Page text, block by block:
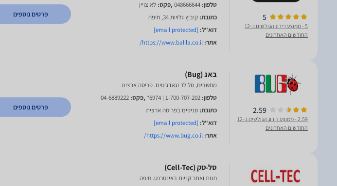
5
5
- ממוצע דירוג הגולשים ב-12
החודשים האחרונים
טלפון: 048666644,פקס: לא צויין
כתובת: קיבוץ גלויות 34, חיפה
דוא"ל: [email protected]
אתר: https://www.balila.co.il/
פרטים נוספים
2.59
2.59
- ממוצע דירוג הגולשים ב-12
החודשים האחרונים
מחשבים, סלולר וגאדג'טים. פריסה ארצית
טלפון: 1-700-707-202 | 6974* ,פקס: 04-6889222
כתובת: סניפים בפריסה ארצית
דוא"ל: [email protected]
אתר: https://www.bug.co.il/
פרטים נוספים
חנות ואתר קניות באינטרנט. חיפה